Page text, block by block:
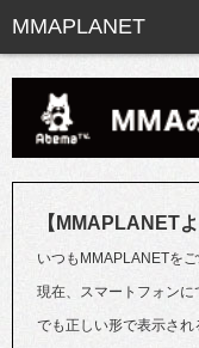
【MMAPLANET
いつもMMAPLANETを
現在、スマートフォン
でも正しい形で表示さ